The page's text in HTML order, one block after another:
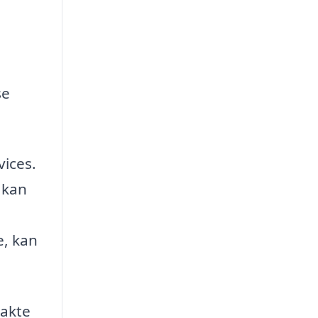
kan